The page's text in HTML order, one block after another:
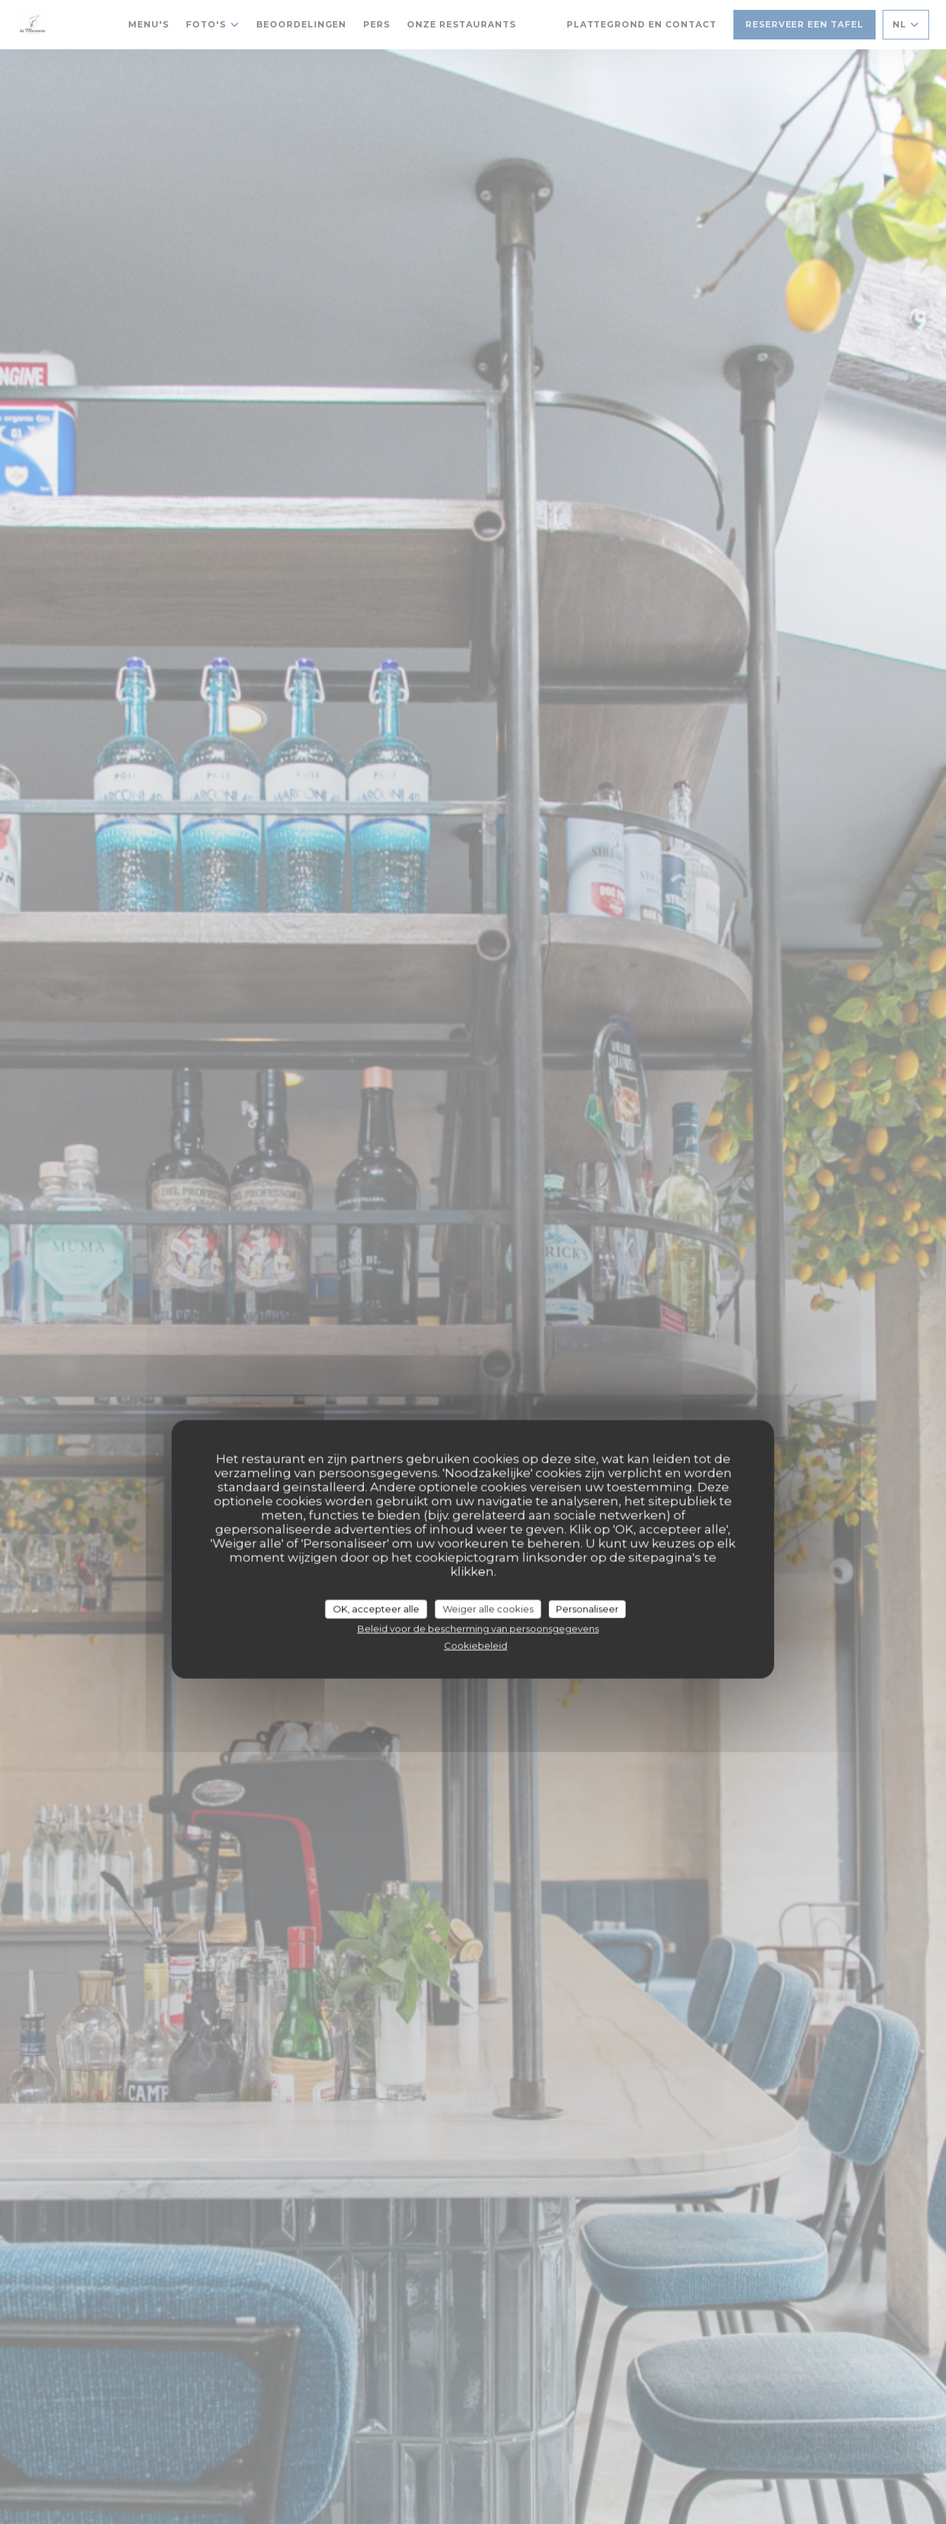
Het restaurant en zijn partners gebruiken cookies op deze site, wat kan leiden tot de
verzameling van persoonsgegevens. 'Noodzakelijke' cookies zijn verplicht en worden
standaard geïnstalleerd. Andere optionele cookies vereisen uw toestemming. Deze
optionele cookies worden gebruikt om uw navigatie te analyseren, het sitepubliek te
meten, functies te bieden (bijv. gerelateerd aan sociale netwerken) of
gepersonaliseerde advertenties of inhoud weer te geven. Klik op 'OK, accepteer alle',
'Weiger alle' of 'Personaliseer' om uw voorkeuren te beheren. U kunt uw keuzes op elk
moment wijzigen door op het cookiepictogram linksonder op de sitepagina's te
klikken.
OK, accepteer alle Weiger alle cookies
Personaliseer
Beleid voor de bescherming van persoonsgegevens
Cookiebeleid
MENU'S FOTO'S BEOORDELINGEN PERS ONZE RESTAURANTS PLATTEGROND EN CONTACT RESERVEER EEN TAFEL NL
PIZZERIA• PARIS
La Massara
RESERVEER EEN TAFEL